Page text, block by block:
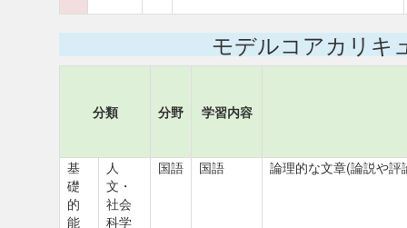
モデルコアカリキ
分類 分野 学習内容
基
礎
的
能
人
文・
社会
科学
国語 国語 論理的な文章(論説や